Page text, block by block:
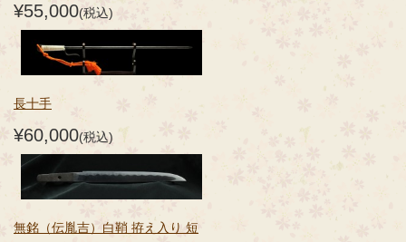
¥55,000(税込)
長十手
¥60,000(税込)
無銘（伝胤吉）白鞘 拵え入り 短